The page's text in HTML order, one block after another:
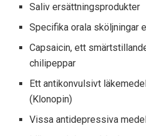
Saliv ersättningsprodukter
Specifika orala sköljningar
Capsaicin, ett
chilipeppar
Ett antikonvulsivt
(Klonopin)
Vissa antidepressiva